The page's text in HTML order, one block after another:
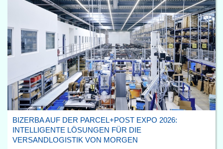
BIZERBA AUF DER PARCEL+POST EXPO 2026:
INTELLIGENTE LÖSUNGEN FÜR DIE
VERSANDLOGISTIK VON MORGEN